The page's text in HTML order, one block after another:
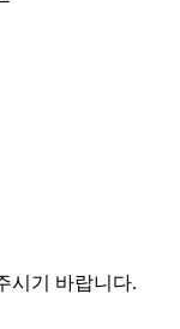
시기 바랍니다.